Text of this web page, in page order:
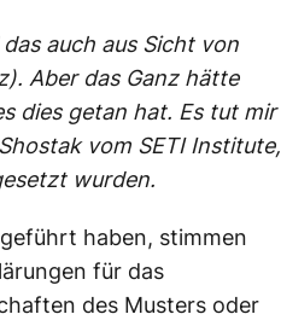
auch aus Sicht von
Aber das Ganz hätte
dies getan hat. Es tut mir
vom SETI Institute,
wurden.
haben, stimmen
für das
des Musters oder